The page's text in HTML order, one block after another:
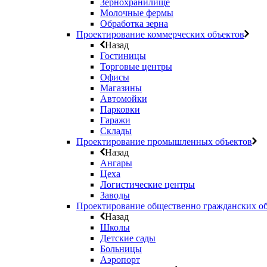
Зернохранилище
Молочные фермы
Обработка зерна
Проектирование коммерческих объектов
Назад
Гостиницы
Торговые центры
Офисы
Магазины
Автомойки
Парковки
Гаражи
Склады
Проектирование промышленных объектов
Назад
Ангары
Цеха
Логистические центры
Заводы
Проектирование общественно гражданских
Назад
Школы
Детские сады
Больницы
Аэропорт